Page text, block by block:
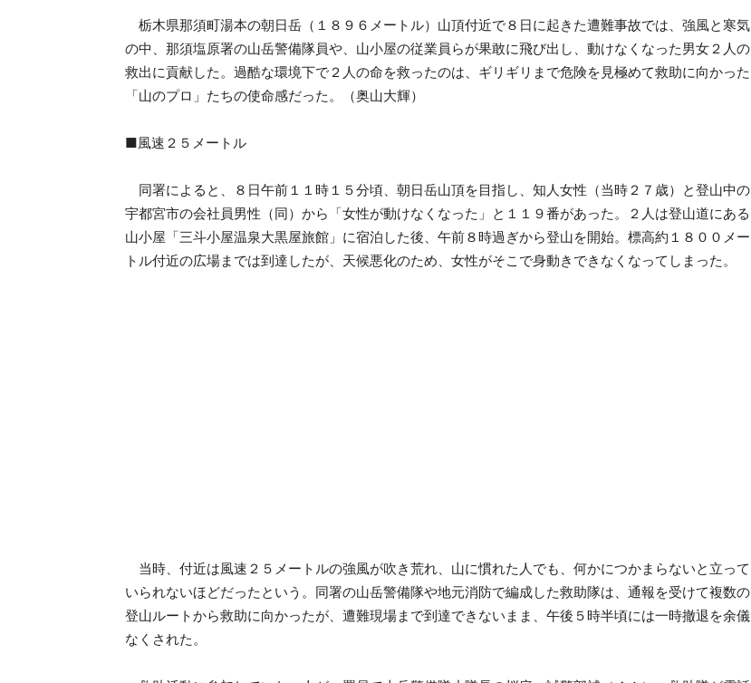
栃木県那須町湯本の朝日岳（１８９６メートル）山頂付近で８日に起きた遭難事故では、強風と寒気
の中、那須塩原署の山岳警備隊員や、山小屋の従業員らが果敢に飛び出し、動けなくなった男女２人の
救出に貢献した。過酷な環境下で２人の命を救ったのは、ギリギリまで危険を見極めて救助に向かった
「山のプロ」たちの使命感だった。（奥山大輝）
■風速２５メートル
同署によると、８日午前１１時１５分頃、朝日岳山頂を目指し、知人女性（当時２７歳）と登山中の
宇都宮市の会社員男性（同）から「女性が動けなくなった」と１１９番があった。２人は登山道にある
山小屋「三斗小屋温泉大黒屋旅館」に宿泊した後、午前８時過ぎから登山を開始。標高約１８００メー
トル付近の広場までは到達したが、天候悪化のため、女性がそこで身動きできなくなってしまった。
当時、付近は風速２５メートルの強風が吹き荒れ、山に慣れた人でも、何かにつかまらないと立って
いられないほどだったという。同署の山岳警備隊や地元消防で編成した救助隊は、通報を受けて複数の
登山ルートから救助に向かったが、遭難現場まで到達できないまま、午後５時半頃には一時撤退を余儀
なくされた。